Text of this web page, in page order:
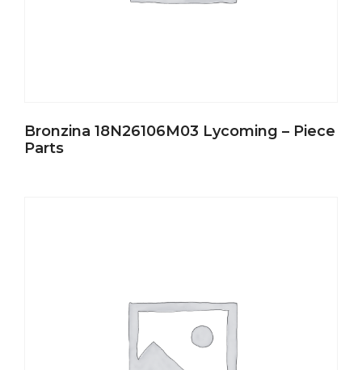
Bronzina 18N26106M03 Lycoming – Piece
Parts